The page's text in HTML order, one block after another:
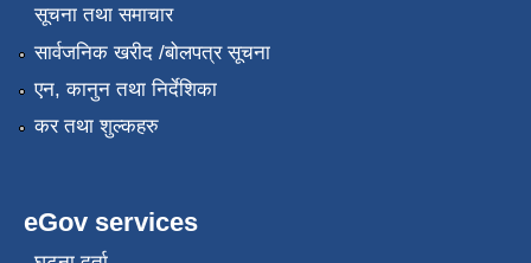
सूचना तथा समाचार
सार्वजनिक खरीद /बोलपत्र सूचना
एन, कानुन तथा निर्देशिका
कर तथा शुल्कहरु
eGov services